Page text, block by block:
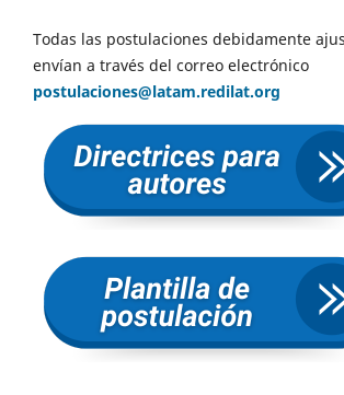
Todas las postulaciones debidamente
envían a través del correo electrónico
postulaciones@latam.redilat.org